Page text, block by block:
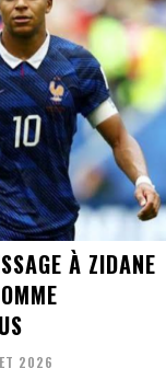
À ZIDANE
2026